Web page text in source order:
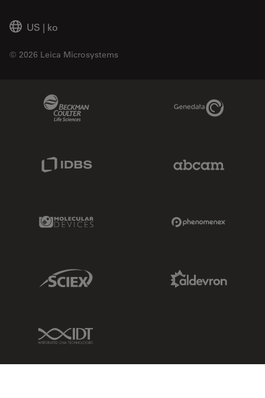
US | ko
© 2026 Leica Microsystems
Genedata Link
Molecular Devices Link
Sciex Link
IDT Link